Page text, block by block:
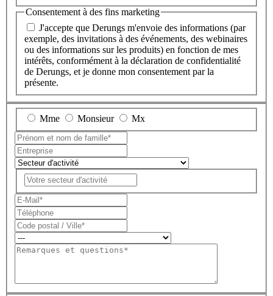
Consentement à des fins marketing
J'accepte que Derungs m'envoie des informations (par
exemple, des invitations à des événements, des webinaires
ou des informations sur les produits) en fonction de mes
intérêts, conformément à la déclaration de confidentialité
de Derungs, et je donne mon consentement par la
présente.
Mme Monsieur Mx